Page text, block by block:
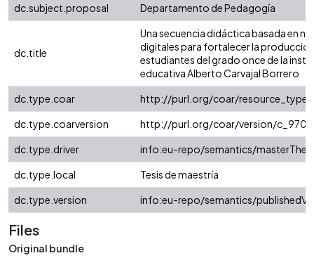
dc.subject.proposal
Departamento de Pedagogía
dc.title
Una secuencia didáctica basada en
digitales para fortalecer la
estudiantes del grado once de la
educativa Alberto Carvajal Borrero
dc.type.coar
http://purl.org/coar/resource_type/
dc.type.coarversion
http://purl.org/coar/version/
dc.type.driver
info:eu-repo/semantics/
dc.type.local
Tesis de maestría
dc.type.version
info:eu-repo/semantics/
Files
Original bundle